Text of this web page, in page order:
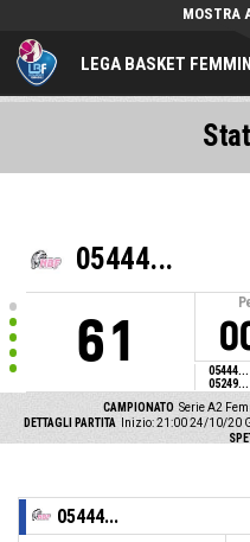
LEGA BASKET
MOSTRA
05444...
61 05444...
05249...
CAMPIONATO Serie A2
DETTAGLI PARTITA
Inizio: 21:00 24/10/20
05444...